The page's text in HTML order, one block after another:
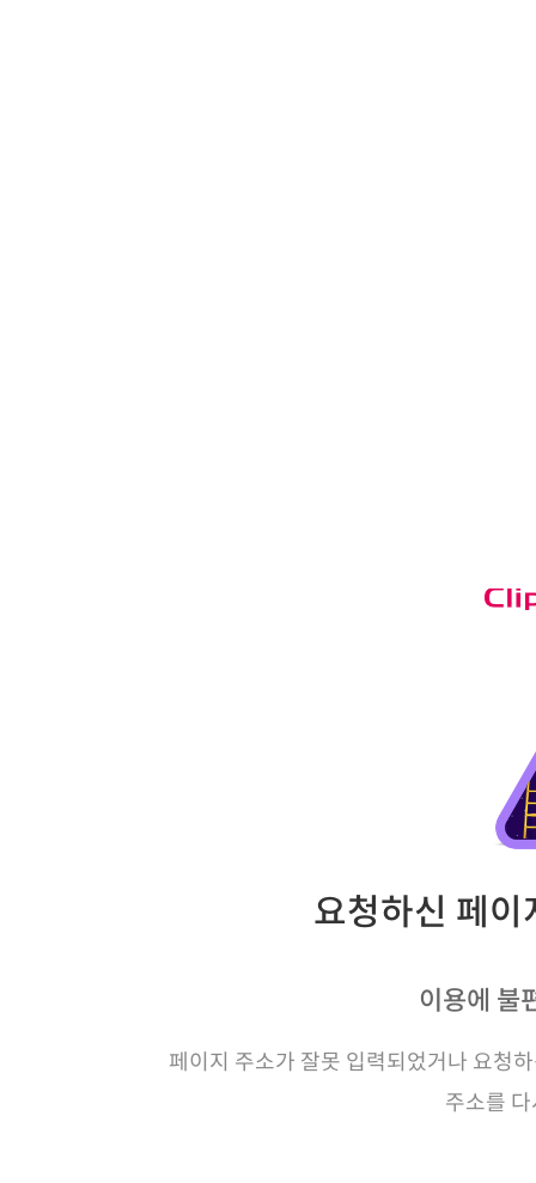
요청하신 페
이용에 불
페이지 주소가 잘못 입력되었거나 요청
주소를